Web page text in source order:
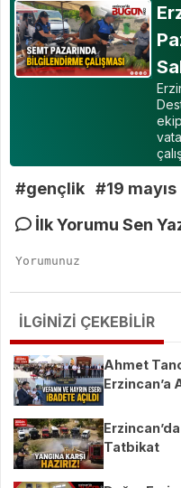
#gençlik #19 mayıs
İlk Yorumu Sen
İLGİNİZİ ÇEKEBİLİR
Ahmet
Erzincan’a
Tatbikat